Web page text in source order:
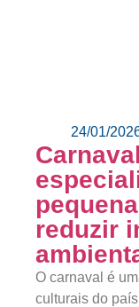
24/01/
reduzir
O carnaval é
culturais do